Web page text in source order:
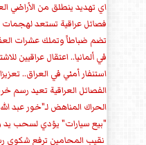
اي تهديد ينطلق من الأراضي
فصائل عراقية تستعد
تضم ضباطاً وتملك عشرات
في ألمانيا.. اعتقال عراقيين
استنفار أمني في العراق..
الفصائل العراقية تعيد رسم
الحراك المناهض لـ"خور عبد
"بيع سيارات" يؤدي لسحب يد والتحقيق مع 3
نقيب المحامين ترفع شكوى